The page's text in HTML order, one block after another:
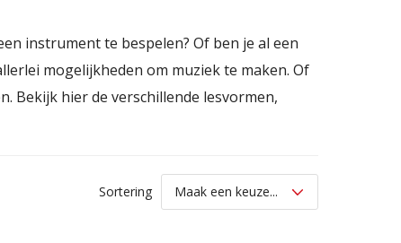
instrument te bespelen? Of ben je al een
mogelijkheden om muziek te maken. Of
Bekijk hier de verschillende lesvormen,
Sortering